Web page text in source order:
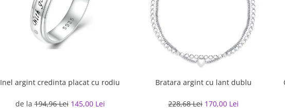
Inel argint credinta placat cu rodiu
de la194,96 Lei 145,00 Lei
Bratara argint cu lant dublu
228,68 Lei 170,00 Lei